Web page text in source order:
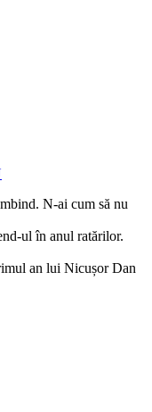
N-ai cum să nu
ul în anul ratărilor.
an lui Nicușor Dan